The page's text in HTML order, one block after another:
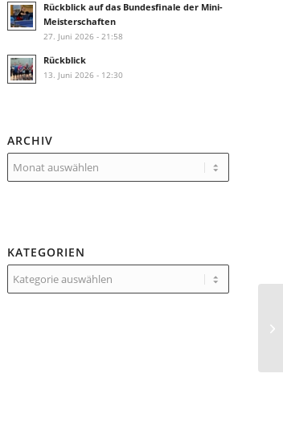
Rückblick auf das Bundesfinale der Mini-
Meisterschaften
27. Juni 2026 - 21:58
Rückblick
13. Juni 2026 - 12:30
ARCHIV
KATEGORIEN
Kategorien